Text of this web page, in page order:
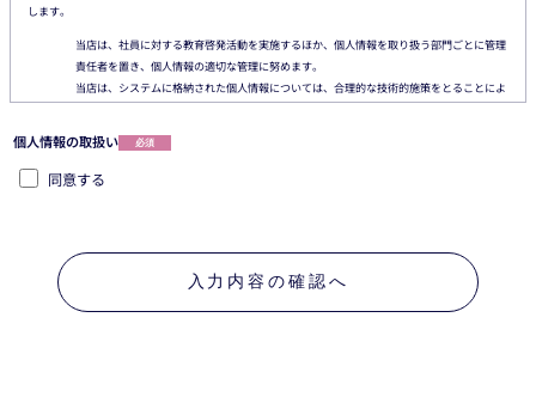
します。
当店は、社員に対する教育啓発活動を実施するほか、個人情報を取り扱う部門ごとに管理
責任者を置き、個人情報の適切な管理に努めます。
当店は、システムに格納された個人情報については、合理的な技術的施策をとることによ
り、個人情報への不正な侵入、個人情報の紛失、改ざん、漏えいなどの危険防止に努めま
当店は、お客様からご提供いただいた個人情報を、ブライダルに関する製・商品またはサ
ービスのご提供やご紹介、お客様に役立つと思われるご案内をさせていただくため、より
プ会社、業務の委託先および提携先、ならびに当社またはグループ会社の関連業務の承継
先以外の第三者には提供いたしません。
当店は、お客様に個人情報の提供をお願いする場合は、その収集目的、当社がお客様の個
個人情報の取扱い 必須
同意する
入力内容の確認へ